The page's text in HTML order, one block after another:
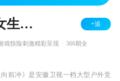
男生女生向前冲 2024 +追
戏惊险刺激精彩呈现 366期全
向前冲》是安徽卫视一档大型户外竞